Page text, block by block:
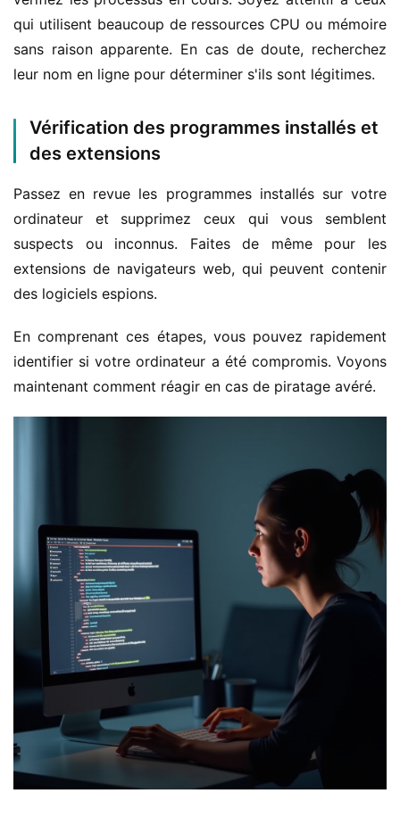
qui utilisent beaucoup de ressources CPU ou mémoire
sans raison apparente. En cas de doute, recherchez
leur nom en ligne pour déterminer s'ils sont légitimes.
Vérification des programmes installés et
des extensions
Passez en revue les programmes installés sur votre
ordinateur et supprimez ceux qui vous semblent
suspects ou inconnus. Faites de même pour les
extensions de navigateurs web, qui peuvent contenir
des logiciels espions.
En comprenant ces étapes, vous pouvez rapidement
identifier si votre ordinateur a été compromis. Voyons
maintenant comment réagir en cas de piratage avéré.